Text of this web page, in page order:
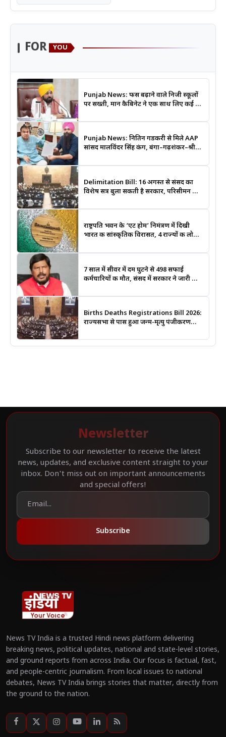
FOR YOU
Punjab News: फीस बढ़ाने वाले निजी स्कूलों
पर सख्ती, मान कैबिनेट ने एक साथ लिए कई बड़े
Punjab News: नितिन गडकरी से मिले AAP
सांसद मालविंदर सिंह कंग, बंगा–गढ़शंकर–श्री
बनाने की उठाई मांग
Delimitation Bill: 16 अगस्त से संसद का
विशेष सत्र बुला सकती है सरकार, परिसीमन और
राष्ट्रपति भवन के ‘एट होम’ निमंत्रण में दिखी
भारत की सांस्कृतिक विरासत, 4 राज्यों की लोक
7 साल में सीवर में दम घुटने से 498 सफाई
कर्मचारियों की मौत, संसद में सरकार ने जारी किए
Births Deaths Registrations Bill 2026:
राज्यसभा से पास हुआ जन्म-मृत्यु पंजीकरण
लगेगा कोर्ट का आदेश
Newsletter
Subscribe to our newsletter to receive the latest
news, updates, and exclusive content straight to your
inbox. Don't miss out on important announcements
and special offers!
Subscribe
News TV India is a trusted Hindi news platform delivering
breaking news, political updates, national and state-level stories,
and ground reports from across India. Our focus is factual, fast,
and people-centric journalism. From local issues to national
debates, News TV India brings stories that matter, directly from
the ground to the nation.